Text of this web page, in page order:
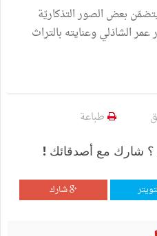
بعض الصور التذكاريّة
الشاذلي وعنايته بالتراث
طباعة
؟ شارك مع أصدقائك !
شارك